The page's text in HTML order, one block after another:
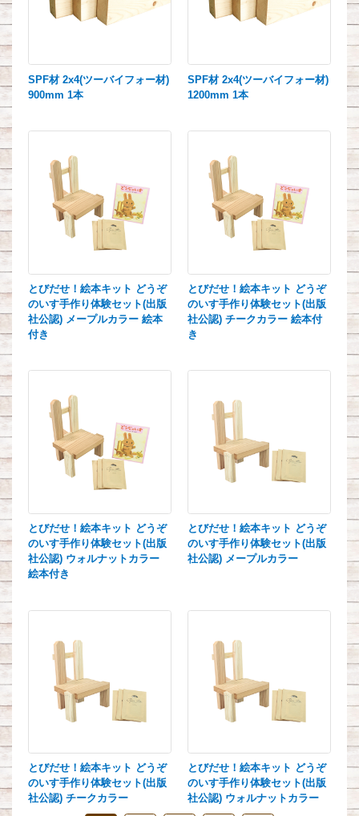
SPF材 2x4(ツーバイフォー材)
900mm 1本
SPF材 2x4(ツーバイフォー材)
1200mm 1本
とびだせ！絵本キット どうぞ
のいす手作り体験セット(出版
社公認) メープルカラー 絵本
付き
とびだせ！絵本キット どうぞ
のいす手作り体験セット(出版
社公認) チークカラー 絵本付
き
とびだせ！絵本キット どうぞ
のいす手作り体験セット(出版
社公認) ウォルナットカラー
絵本付き
とびだせ！絵本キット どうぞ
のいす手作り体験セット(出版
社公認) メープルカラー
とびだせ！絵本キット どうぞ
のいす手作り体験セット(出版
社公認) チークカラー
とびだせ！絵本キット どうぞ
のいす手作り体験セット(出版
社公認) ウォルナットカラー